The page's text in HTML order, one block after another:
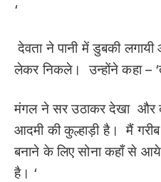
‘
देवता ने पानी में डुबकी
लेकर निकले। उन्होंने कहा –
मंगल ने सर उठाकर देखा और
आदमी की कुल्हाड़ी है। मैं
बनाने के लिए सोना कहाँ से
है। ‘